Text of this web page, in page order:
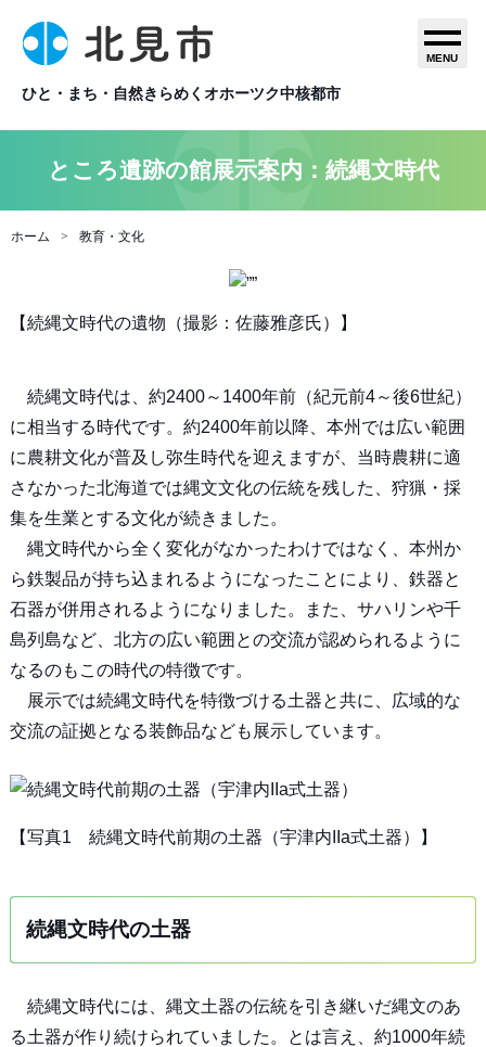
ひと・まち・自然きらめくオホーツク中核都市
MENU
ところ遺跡の館展示案内：続縄文時代
ホーム 教育・文化
【続縄文時代の遺物（撮影：佐藤雅彦氏）】
続縄文時代は、約2400～1400年前（紀元前4～後6世紀）
に相当する時代です。約2400年前以降、本州では広い範囲
に農耕文化が普及し弥生時代を迎えますが、当時農耕に適
さなかった北海道では縄文文化の伝統を残した、狩猟・採
集を生業とする文化が続きました。
縄文時代から全く変化がなかったわけではなく、本州か
ら鉄製品が持ち込まれるようになったことにより、鉄器と
石器が併用されるようになりました。また、サハリンや千
島列島など、北方の広い範囲との交流が認められるように
なるのもこの時代の特徴です。
展示では続縄文時代を特徴づける土器と共に、広域的な
交流の証拠となる装飾品なども展示しています。
【写真1 続縄文時代前期の土器（宇津内IIa式土器）】
続縄文時代の土器
続縄文時代には、縄文土器の伝統を引き継いだ縄文のあ
る土器が作り続けられていました。とは言え、約1000年続